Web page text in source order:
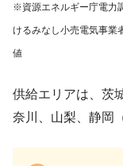
※資源エネルギー庁電力
けるみなし小売電気事業
値
供給エリアは、茨
奈川、山梨、静岡